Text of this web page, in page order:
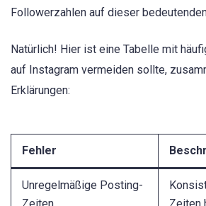
Followerzahlen auf dieser
Natürlich! Hier ist eine Tabelle mit
auf Instagram vermeiden sollte,
Erklärungen:
Fehler
Unregelmäßige Posting-
Zeiten
Zeiten